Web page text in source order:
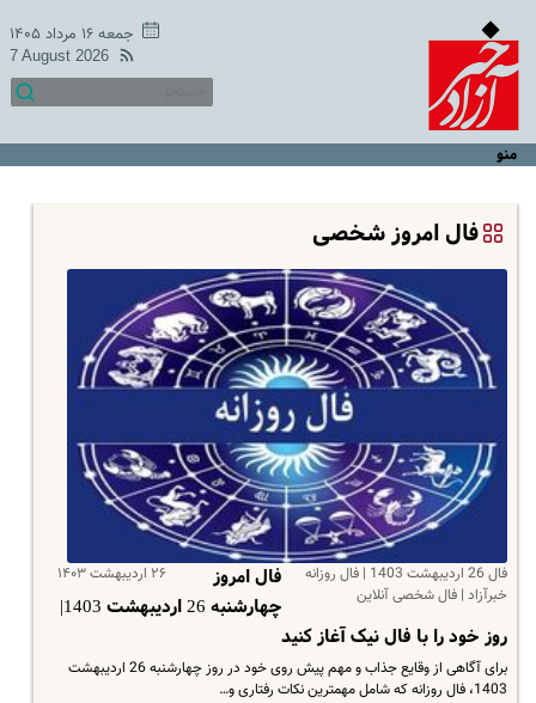
جمعه ۱۶ مرداد ۱۴۰۵
7 August 2026
منو
فال امروز شخصی
فال 26 اردیبهشت 1403 | فال روزانه
خبرآزاد | فال شخصی آنلاین
۲۶ اردیبهشت ۱۴۰۳
فال امروز
چهارشنبه 26 اردیبهشت 1403|
روز خود را با فال نیک آغاز کنید
برای آگاهی از وقایع جذاب و مهم پیش روی خود در روز چهارشنبه 26 اردیبهشت
1403، فال روزانه که شامل مهمترین نکات رفتاری و…